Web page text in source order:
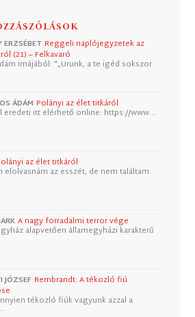
ERZSÉBET Reggeli naplójegyzetek az
(21) – Felkavaró
imájából: "„Urunk, a te igéd sokszor
ÁDÁM Polányi az élet titkáról
eredeti itt elérhető online: https://www.…
az élet titkáról
elolvasnám az esszét, de nem találtam.
A nagy forradalmi terror vége
alapvetően államegyházi karakterű
JÓZSEF Rembrandt: A tékozló fiú
tékozló fiúk vagyunk azzal a